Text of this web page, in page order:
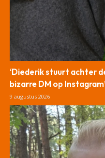
‘Diederik stuurt achter
bizarre DM op
9 augustus 2026